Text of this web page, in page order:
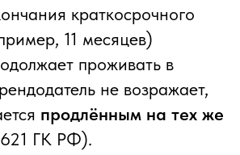
краткосрочного
11 месяцев)
проживать в
не возражает,
продлённым на тех же
621 ГК РФ).